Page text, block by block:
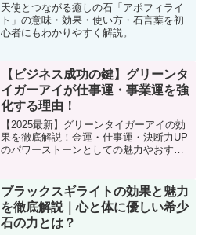
天使とつながる癒しの石「アポフィライ
ト」の意味・効果・使い方・石言葉を初
心者にもわかりやすく解説。
【ビジネス成功の鍵】グリーンタ
イガーアイが仕事運・事業運を強
化する理由！
【2025最新】グリーンタイガーアイの効
果を徹底解説！金運・仕事運・決断力UP
のパワーストーンとしての魅力やおすす
よう！
ブラックスギライトの効果と魅力
を徹底解説｜心と体に優しい希少
石の力とは？